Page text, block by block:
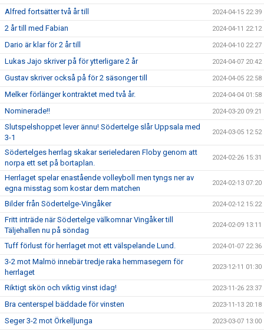
Alfred fortsätter två år till 2024-04-15 22:39
2 år till med Fabian 2024-04-11 22:12
Dario är klar för 2 år till 2024-04-10 22:27
Lukas Jajo skriver på för ytterligare 2 år 2024-04-07 20:42
Gustav skriver också på för 2 säsonger till 2024-04-05 22:58
Melker förlänger kontraktet med två år. 2024-04-04 01:58
Nominerade!! 2024-03-20 09:21
Slutspelshoppet lever ännu! Södertelge slår Uppsala med
3-1
2024-03-05 12:52
Södertelges herrlag skakar serieledaren Floby genom att
norpa ett set på bortaplan.
2024-02-26 15:31
Herrlaget spelar enastående volleyboll men tyngs ner av
egna misstag som kostar dem matchen
2024-02-13 07:20
Bilder från Södertelge-Vingåker 2024-02-12 15:22
Fritt inträde när Södertelge välkomnar Vingåker till
Täljehallen nu på söndag
2024-02-09 13:11
Tuff förlust för herrlaget mot ett välspelande Lund. 2024-01-07 22:36
3-2 mot Malmö innebär tredje raka hemmasegern för
herrlaget
2023-12-11 01:30
Riktigt skön och viktig vinst idag! 2023-11-26 23:37
Bra centerspel bäddade för vinsten 2023-11-13 20:18
Seger 3-2 mot Örkelljunga 2023-03-07 13:00